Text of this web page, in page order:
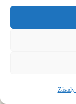
hudebních
středověkého.
nefungoval v
laděný
obě karikuje